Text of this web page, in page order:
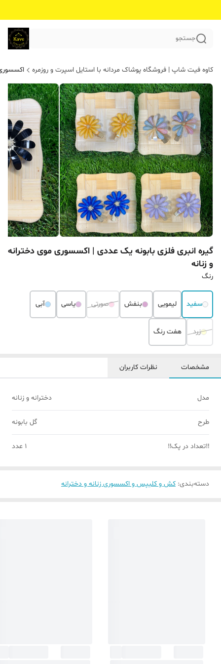
جستجو
کاوه فیت شاپ | فروشگاه پوشاک مردانه با استایل اسپرت و روزمره
گیره انبری فلزی بابونه یک عددی | اکسسوری موی دخترانه
و زنانه
رنگ
سفید لیمویی بنفش صورتی یاسی آبی
زرد هفت رنگ
مشخصات نظرات کاربران
مدل دخترانه و زنانه
طرح گل بابونه
‼️تعداد در پک‼️ 1 عدد
دسته‌بندی: کش و کلیپس و اکسسوری زنانه و دخترانه